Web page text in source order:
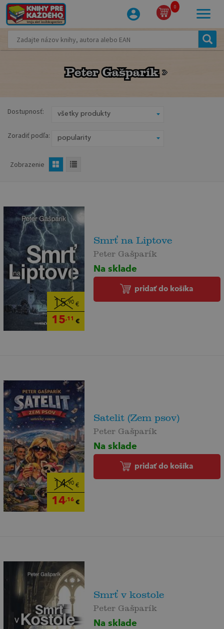
0
Peter Gašparík
Peter Gašparík
Dostupnosť:
Zoradiť podľa:
Zobrazenie
15,90€
15,11 €
Smrť na Liptove
Peter Gašparík
Na sklade
pridať do košíka
14,90€
14,16€
Satelit (Zem psov)
Peter Gašparík
Na sklade
pridať do košíka
Smrť v kostole
Peter Gašparík
Na sklade